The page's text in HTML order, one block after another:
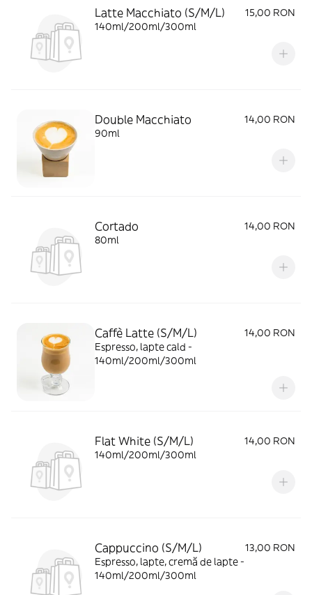
Latte Macchiato (S/M/L)
15,00 RON
140ml/200ml/300ml
Double Macchiato
14,00 RON
90ml
Cortado
14,00 RON
80ml
Caffè Latte (S/M/L)
14,00 RON
Espresso, lapte cald -
140ml/200ml/300ml
Flat White (S/M/L)
14,00 RON
140ml/200ml/300ml
Cappuccino (S/M/L)
13,00 RON
Espresso, lapte, cremă de lapte -
140ml/200ml/300ml